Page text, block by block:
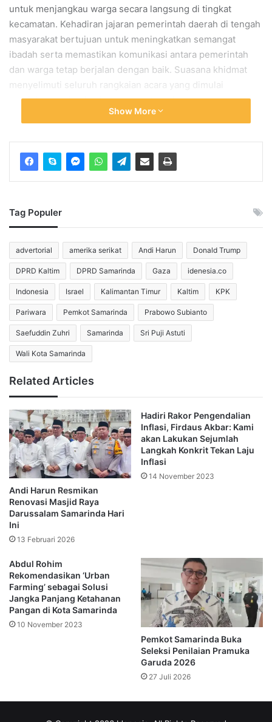
untuk menjangkau warga secara langsung di tingkat
kecamatan. Kehadiran jajaran pemerintah daerah di tengah
masyarakat bertujuan untuk meningkatkan semangat
ibadah serta memastikan komunikasi antara pemerintah
dan warga tetap berjalan dengan baik. Suasana khidmat
menyelimuti seluruh rangkaian acara yang dimulai
menjelang waktu berbuka puasa tersebut.
Samarinda pada Kemakmuran
Masjid
seluruh jamaah untuk senantiasa mensyukuri segala
momentum Ramadan merupakan waktu yang paling tepat
bagi umat Muslim untuk meningkatkan kualitas keimanan.
Selain fokus pada ibadah personal, ia juga mengingatkan
masyarakat mengenai peran penting masjid dalam
kehidupan sosial.
Saefuddin Zuhri menjelaskan bahwa fungsi masjid
sejatinya melampaui tempat salat semata. Ia mendorong
pusat pembinaan umat serta pusat kegiatan sosial
berbagai aktivitas positif akan membawa manfaat luas bagi
masyarakat di lingkungan sekitar.
“Kita patut bersyukur atas segala nikmat yang telah Allah
SWT berikan. Momentum Ramadan ini hendaknya kita
manfaatkan untuk meningkatkan keimanan dan
memakmurkan masjid,” ujar Saefuddin di hadapan para
jamaah.
Menjaga Kebersihan dan
Kenyamanan Tempat Ibadah
Wakil Walikota Samarinda juga menyoroti pentingnya rasa
memiliki masyarakat terhadap fasilitas ibadah. Ia meminta
warga menjaga Masjid Besar Ash-Shabirin dengan penuh
tanggung jawab layaknya merawat tempat tinggal pribadi.
Dengan kepedulian yang tinggi, bangunan masjid akan
beribadah.
Show More
Tag Populer
advertorial amerika serikat Andi Harun Donald Trump
DPRD Kaltim DPRD Samarinda Gaza idenesia.co
Indonesia Israel Kalimantan Timur Kaltim KPK
Pariwara Pemkot Samarinda Prabowo Subianto
Saefuddin Zuhri Samarinda Sri Puji Astuti
Wali Kota Samarinda
Related Articles
Andi Harun Resmikan
Renovasi Masjid Raya
Darussalam Samarinda Hari
Ini
13 Februari 2026
Hadiri Rakor Pengendalian
Inflasi, Firdaus Akbar: Kami
akan Lakukan Sejumlah
Langkah Konkrit Tekan Laju
Inflasi
14 November 2023
Abdul Rohim
Rekomendasikan ‘Urban
Farming’ sebagai Solusi
Jangka Panjang Ketahanan
Pangan di Kota Samarinda
10 November 2023
Pemkot Samarinda Buka
Seleksi Penilaian Pramuka
Garuda 2026
27 Juli 2026